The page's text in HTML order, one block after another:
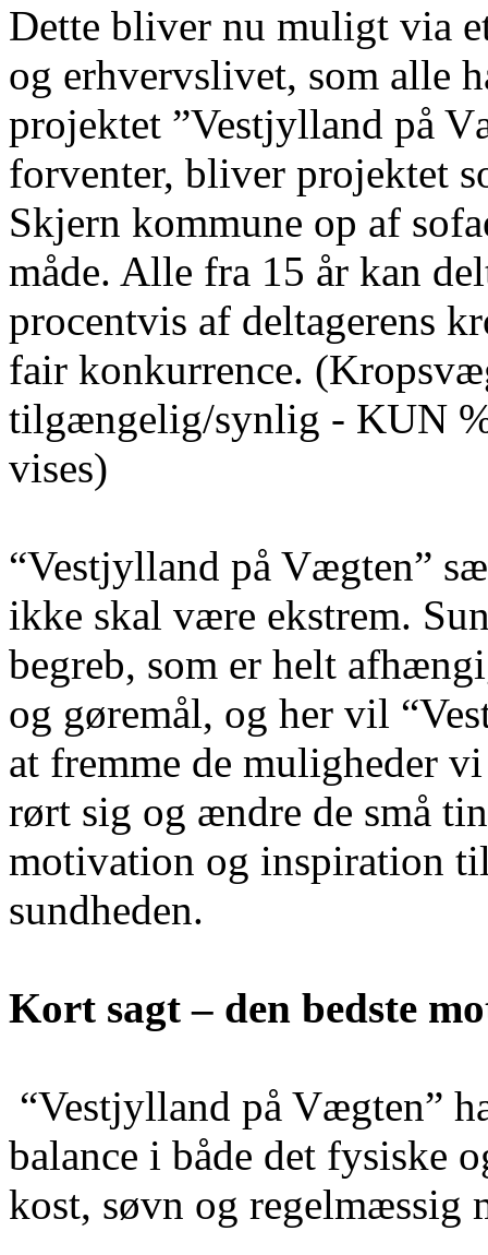
Dette bliver nu muligt via
og erhvervslivet, som alle
projektet ”Vestjylland på
forventer, bliver projektet
Skjern kommune op af
måde. Alle fra 15 år kan
procentvis af deltagerens
fair konkurrence.
tilgængelig/synlig - KUN
vises)
“Vestjylland på Vægten”
ikke skal være ekstrem.
begreb, som er helt
og gøremål, og her vil
at fremme de muligheder
rørt sig og ændre de små
motivation og inspiration
sundheden.
Kort sagt – den bedste
“Vestjylland på Vægten”
balance i både det fysiske
kost, søvn og regelmæssig